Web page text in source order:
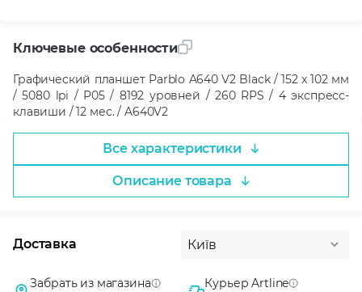
Ключевые особенности
Графический планшет Parblo A640 V2 Black / 152 x 102 мм
/ 5080 lpi / P05 / 8192 уровней / 260 RPS / 4 экспресс-
клавиши / 12 мес. / A640V2
Все характеристики
Описание товара
Доставка Київ
Забрать из магазина
Курьер Artline